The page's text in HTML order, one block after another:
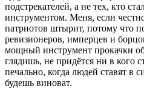
подстрекателей, а не тех, кто
инструментом. Меня, если
патриотов штырит, потому что
ревизионеров, имперцев и
мощный инструмент прокачки
глядишь, не придётся ни в кого
печально, когда людей ставят в
будешь виноват.